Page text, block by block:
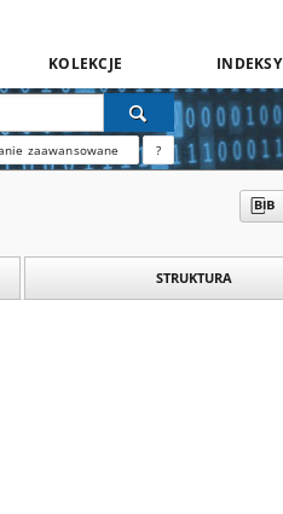
KOLEKCJE INDEKSY
zaawansowane ?
STRUKTURA